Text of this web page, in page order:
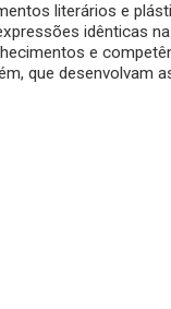
literários e
idênticas
e
que desenvolvam